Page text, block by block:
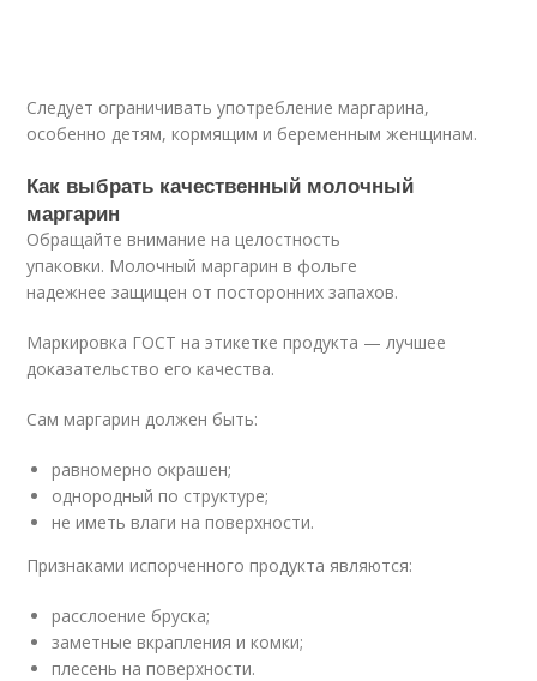
Следует ограничивать употребление маргарина,
особенно детям, кормящим и беременным женщинам.
Как выбрать качественный молочный
маргарин
Обращайте внимание на целостность
упаковки. Молочный маргарин в фольге
надежнее защищен от посторонних запахов.
Маркировка ГОСТ на этикетке продукта — лучшее
доказательство его качества.
Сам маргарин должен быть:
равномерно окрашен;
однородный по структуре;
не иметь влаги на поверхности.
Признаками испорченного продукта являются:
расслоение бруска;
заметные вкрапления и комки;
плесень на поверхности.